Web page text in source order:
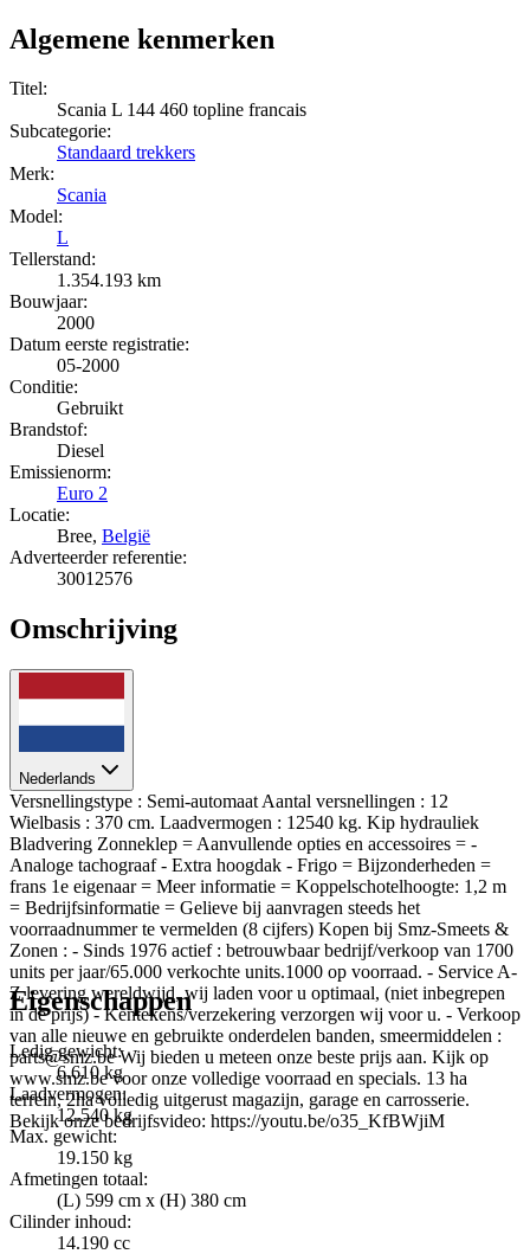
Algemene kenmerken
Titel:
Scania L 144 460 topline francais
Subcategorie:
Standaard trekkers
Merk:
Scania
Model:
L
Tellerstand:
1.354.193 km
Bouwjaar:
2000
Datum eerste registratie:
05-2000
Conditie:
Gebruikt
Brandstof:
Diesel
Emissienorm:
Euro 2
Locatie:
Bree, België
Adverteerder referentie:
30012576
Omschrijving
Nederlands
Versnellingstype : Semi-automaat Aantal versnellingen : 12
Wielbasis : 370 cm. Laadvermogen : 12540 kg. Kip hydrauliek
Bladvering Zonneklep = Aanvullende opties en accessoires = -
Analoge tachograaf - Extra hoogdak - Frigo = Bijzonderheden =
frans 1e eigenaar = Meer informatie = Koppelschotelhoogte: 1,2 m
= Bedrijfsinformatie = Gelieve bij aanvragen steeds het
voorraadnummer te vermelden (8 cijfers) Kopen bij Smz-Smeets &
Zonen : - Sinds 1976 actief : betrouwbaar bedrijf/verkoop van 1700
units per jaar/65.000 verkochte units.1000 op voorraad. - Service A-
Z levering wereldwijd, wij laden voor u optimaal, (niet inbegrepen
in de prijs) - Kentekens/verzekering verzorgen wij voor u. - Verkoop
van alle nieuwe en gebruikte onderdelen banden, smeermiddelen :
parts@smz.be Wij bieden u meteen onze beste prijs aan. Kijk op
www.smz.be voor onze volledige voorraad en specials. 13 ha
terrein, 2ha volledig uitgerust magazijn, garage en carrosserie.
Bekijk onze bedrijfsvideo: https://youtu.be/o35_KfBWjiM
Eigenschappen
Ledig gewicht:
6.610 kg
Laadvermogen:
12.540 kg
Max. gewicht:
19.150 kg
Afmetingen totaal:
(L) 599 cm x (H) 380 cm
Cilinder inhoud:
14.190 cc